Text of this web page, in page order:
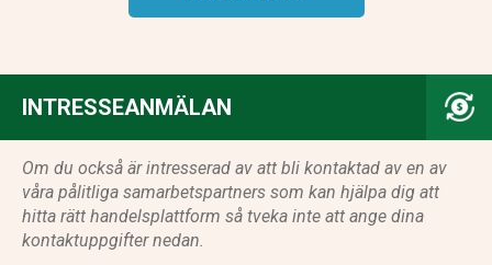
INTRESSEANMÄLAN
Om du också är intresserad av att bli kontaktad av en av
våra pålitliga samarbetspartners som kan hjälpa dig att
hitta rätt handelsplattform så tveka inte att ange dina
kontaktuppgifter nedan.